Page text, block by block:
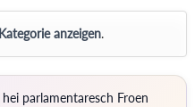
anzeigen.
parlamentaresch Froen